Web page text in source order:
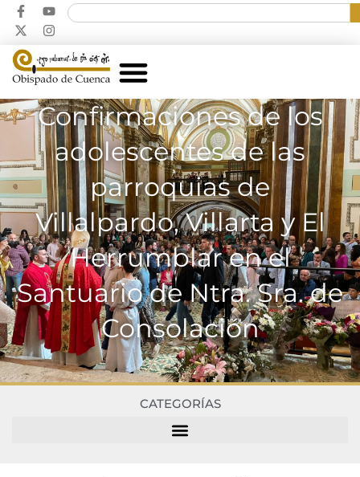
Confirmaciones de los
adolescentes de las
parroquias de
Villalpardo, Villarta y El
Herrumblar en el
Santuario de Ntra. Sra. de
Consolación
CATEGORÍAS